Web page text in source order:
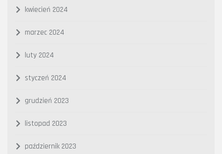
kwiecień 2024
marzec 2024
luty 2024
styczeń 2024
grudzień 2023
listopad 2023
październik 2023